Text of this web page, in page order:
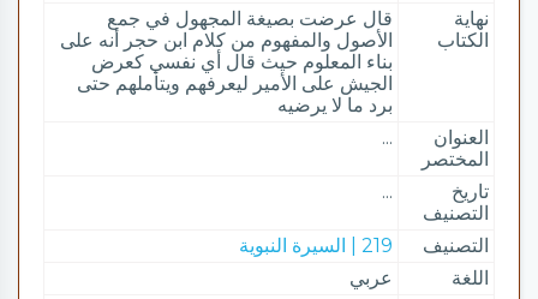
نهاية
الكتاب
قال عرضت بصيغة المجهول في جمع
الأصول والمفهوم من كلام ابن حجر أنه على
بناء المعلوم حيث قال أي نفسي كعرض
الجيش على الأمير ليعرفهم ويتأملهم حتى
برد ما لا يرضيه
العنوان
المختصر
...
تاريخ
التصنيف
...
التصنيف
219 | السيرة النبوية
اللغة
عربي